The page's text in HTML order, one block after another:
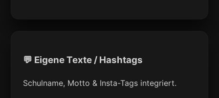
💬 Eigene Texte / Hashtags
Schulname, Motto & Insta-Tags integriert.